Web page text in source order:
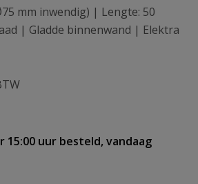
mm inwendig) | Lengte: 50
| Gladde binnenwand | Elektra
15:00 uur besteld, vandaag